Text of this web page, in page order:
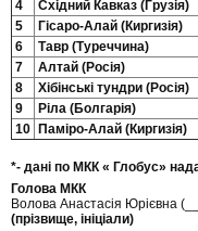
4
Східний Кавказ (Грузія)
5
Гісаро-Алай (Киргизія)
6
Тавр (Туреччина)
7
Алтай (Росія)
8
Хібінські тундри (Росія)
9
Ріла (Болгарія)
10 Паміро-Алай (Киргизія)
*- дані по МКК « Глобус»
Голова МКК
Волова Анастасія Юрієвна
(прізвище, ініціали)